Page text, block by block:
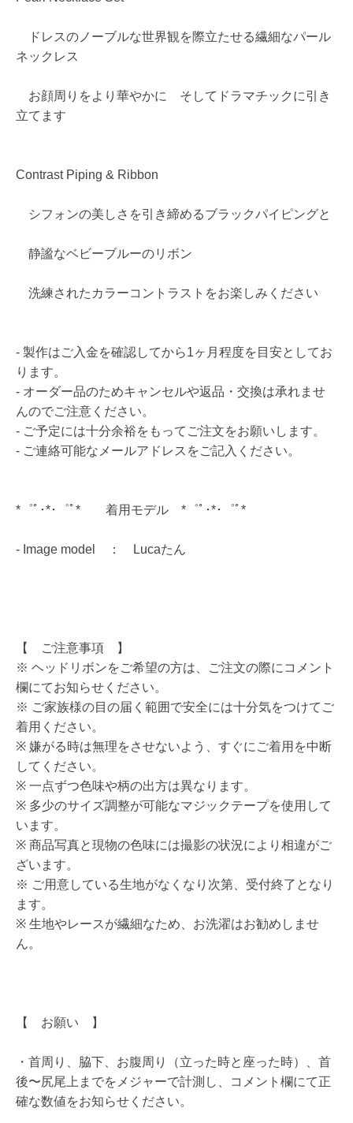
ドレスのノーブルな世界観を際立たせる繊細なパール
ネックレス
お顔周りをより華やかに そしてドラマチックに引き
立てます
Contrast Piping & Ribbon
シフォンの美しさを引き締めるブラックパイピングと
静謐なベビーブルーのリボン
洗練されたカラーコントラストをお楽しみください
- 製作はご入金を確認してから1ヶ月程度を目安としてお
ります。
- オーダー品のためキャンセルや返品・交換は承れませ
んのでご注意ください。
- ご予定には十分余裕をもってご注文をお願いします。
- ご連絡可能なメールアドレスをご記入ください。
*゜ﾟ･*･゜ﾟ* 着用モデル *゜ﾟ･*･゜ﾟ*
- Image model ： Lucaたん
【 ご注意事項 】
※ ヘッドリボンをご希望の方は、ご注文の際にコメント
欄にてお知らせください。
※ ご家族様の目の届く範囲で安全には十分気をつけてご
着用ください。
※ 嫌がる時は無理をさせないよう、すぐにご着用を中断
してください。
※ 一点ずつ色味や柄の出方は異なります。
※ 多少のサイズ調整が可能なマジックテープを使用して
います。
※ 商品写真と現物の色味には撮影の状況により相違がご
ざいます。
※ ご用意している生地がなくなり次第、受付終了となり
ます。
※ 生地やレースが繊細なため、お洗濯はお勧めしませ
ん。
【 お願い 】
・首周り、脇下、お腹周り（立った時と座った時）、首
後〜尻尾上までをメジャーで計測し、コメント欄にて正
確な数値をお知らせください。